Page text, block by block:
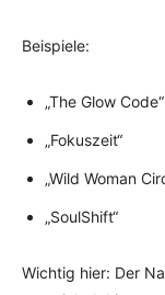
Beispiele:
„The Glow Code“
„Fokuszeit“
„Wild Woman
„SoulShift“
Wichtig hier: Der